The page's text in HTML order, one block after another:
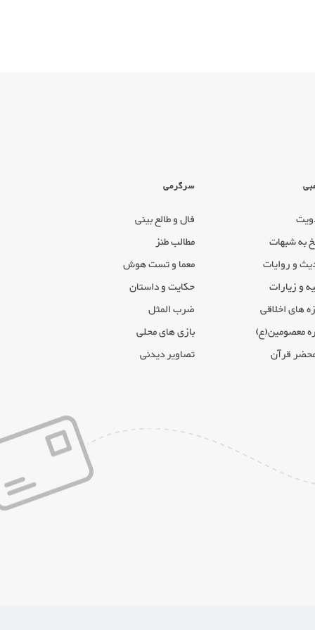
به شبهات
و روایات
و زیارات
های اخلاقی
معصومین(ع)
قرآن
سرگرمی
فال و طالع بینی
مطالب طنز
معما و تست هوش
حکایت و داستان
ضرب المثل
بازی های محلی
تصاویر دیدنی